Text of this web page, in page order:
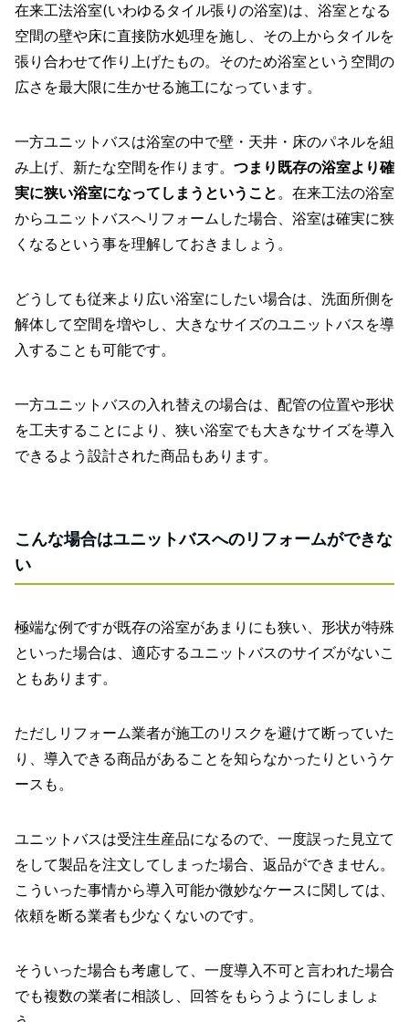
在来工法浴室(いわゆるタイル張りの浴室)は、浴室となる
空間の壁や床に直接防水処理を施し、その上からタイルを
張り合わせて作り上げたもの。そのため浴室という空間の
広さを最大限に生かせる施工になっています。
一方ユニットバスは浴室の中で壁・天井・床のパネルを組
み上げ、新たな空間を作ります。 つまり既存の浴室より確
実に狭い浴室になってしまうということ。在来工法の浴室
からユニットバスへリフォームした場合、浴室は確実に狭
くなるという事を理解しておきましょう。
どうしても従来より広い浴室にしたい場合は、洗面所側を
解体して空間を増やし、大きなサイズのユニットバスを導
入することも可能です。
一方ユニットバスの入れ替えの場合は、配管の位置や形状
を工夫することにより、狭い浴室でも大きなサイズを導入
できるよう設計された商品もあります。
こんな場合はユニットバスへのリフォームができな
い
極端な例ですが既存の浴室があまりにも狭い、形状が特殊
といった場合は、適応するユニットバスのサイズがないこ
ともあります。
ただしリフォーム業者が施工のリスクを避けて断っていた
り、導入できる商品があることを知らなかったりというケ
ースも。
ユニットバスは受注生産品になるので、一度誤った見立て
をして製品を注文してしまった場合、返品ができません。
こういった事情から導入可能か微妙なケースに関しては、
依頼を断る業者も少なくないのです。
そういった場合も考慮して、一度導入不可と言われた場合
でも複数の業者に相談し、回答をもらうようにしましょ